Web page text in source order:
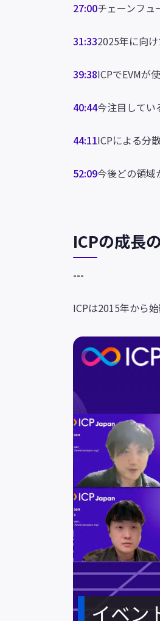
27:00チェーンフュ
31:332025年に向
39:38ICPでEVMが
40:44今注目してい
44:11ICPによる分
52:09今後どの領域
ICPの成長
---
ICPは2015年から